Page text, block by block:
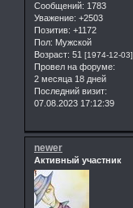
Сообщений: 1783
Уважение: +2503
Позитив: +1172
Пол: Мужской
Возраст: 51 [1974-12-03]
Провел на форуме:
2 месяца 18 дней
Последний визит:
07.08.2023 17:12:39
newer
Активный участник